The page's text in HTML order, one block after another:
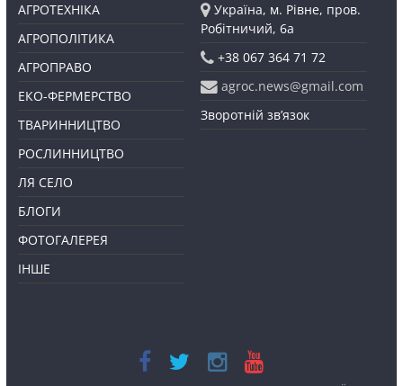
АГРОТЕХНІКА
АГРОПОЛІТИКА
АГРОПРАВО
ЕКО-ФЕРМЕРСТВО
ТВАРИННИЦТВО
РОСЛИННИЦТВО
ЛЯ СЕЛО
БЛОГИ
ФОТОГАЛЕРЕЯ
ІНШЕ
Україна, м. Рівне, пров.
Робітничий, 6а
+38 067 364 71 72
agroc.news@gmail.com
Зворотній зв’язок